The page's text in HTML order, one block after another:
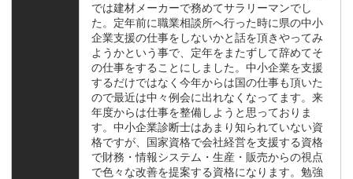
では建材メーカーで務めてサラリーマンでし
た。定年前に職業相談所へ行った時に県の中小
企業支援の仕事をしないかと話を頂きやってみ
ようかという事で、定年をまたずして辞めてそ
の仕事をすることにしました。中小企業を支援
するだけではなく今年からは国の仕事も頂いた
ので最近は中々例会に出れなくなってます。来
年度からは仕事を整備しようと思っておりま
す。中小企業診断士はあまり知られていない資
格ですが、国家資格で会社経営を支援する資格
で財務・情報システム・生産・販売からの視点
で色々な改善を提案する資格になります。勉強